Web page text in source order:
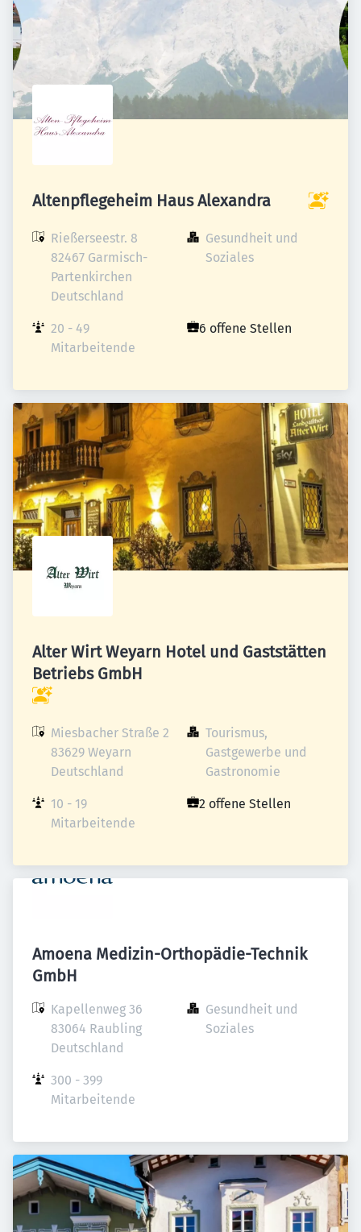
Altenpflegeheim Haus Alexandra
Rießerseestr. 8
82467 Garmisch-
Partenkirchen
Deutschland
Gesundheit und
Soziales
20 - 49
Mitarbeitende
6 offene Stellen
Alter Wirt Weyarn Hotel und Gaststätten
Betriebs GmbH
Miesbacher Straße 2
83629 Weyarn
Deutschland
Tourismus,
Gastgewerbe und
Gastronomie
10 - 19
Mitarbeitende
2 offene Stellen
Amoena Medizin-Orthopädie-Technik
GmbH
Kapellenweg 36
83064 Raubling
Deutschland
Gesundheit und
Soziales
300 - 399
Mitarbeitende